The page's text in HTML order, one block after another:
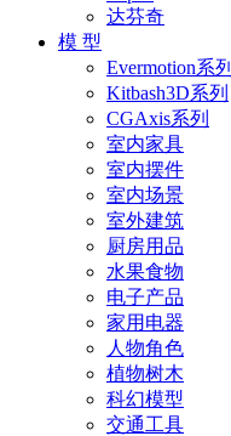
达芬奇
模 型
Evermotion系列
Kitbash3D系列
CGAxis系列
室内家具
室内摆件
室内场景
室外建筑
厨房用品
水果食物
电子产品
家用电器
人物角色
植物树木
科幻模型
交通工具